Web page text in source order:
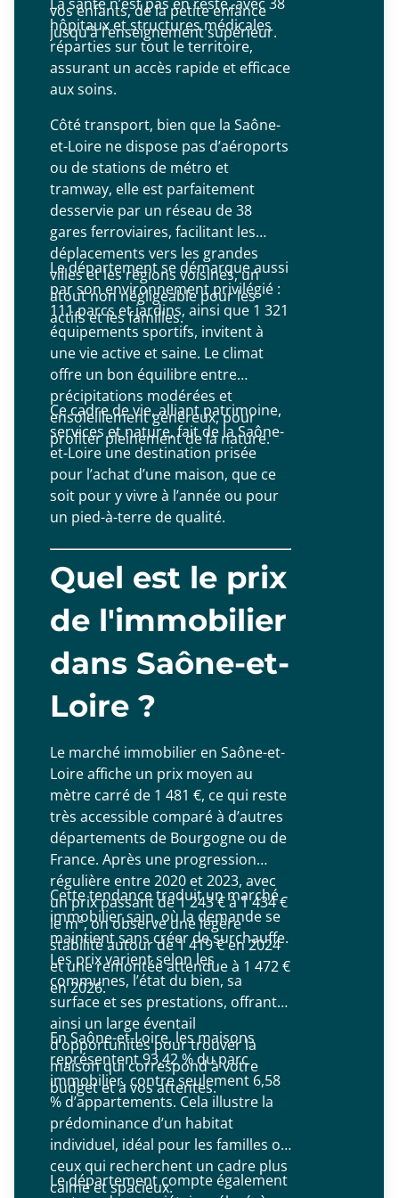
vos enfants, de la petite enfance
jusqu’à l’enseignement supérieur.
hôpitaux et structures médicales
réparties sur tout le territoire,
assurant un accès rapide et efficace
aux soins.
Côté transport, bien que la Saône-
et-Loire ne dispose pas d’aéroports
ou de stations de métro et
tramway, elle est parfaitement
desservie par un réseau de 38
gares ferroviaires, facilitant les
déplacements vers les grandes
villes et les régions voisines, un
atout non négligeable pour les
actifs et les familles.
Le département se démarque aussi
par son environnement privilégié :
111 parcs et jardins, ainsi que 1 321
équipements sportifs, invitent à
une vie active et saine. Le climat
offre un bon équilibre entre
précipitations modérées et
ensoleillement généreux, pour
profiter pleinement de la nature.
Ce cadre de vie, alliant patrimoine,
services et nature, fait de la Saône-
et-Loire une destination prisée
pour l’achat d’une maison, que ce
soit pour y vivre à l’année ou pour
un pied-à-terre de qualité.
Quel est le prix
de l'immobilier
dans Saône-et-
Loire ?
Le marché immobilier en Saône-et-
Loire affiche un prix moyen au
mètre carré de 1 481 €, ce qui reste
très accessible comparé à d’autres
départements de Bourgogne ou de
France. Après une progression
régulière entre 2020 et 2023, avec
un prix passant de 1 243 € à 1 434 €
le m², on observe une légère
stabilité autour de 1 419 € en 2024
et une remontée attendue à 1 472 €
en 2026.
Cette tendance traduit un marché
immobilier sain, où la demande se
maintient sans créer de surchauffe.
Les prix varient selon les
communes, l’état du bien, sa
surface et ses prestations, offrant
ainsi un large éventail
d’opportunités pour trouver la
maison qui correspond à votre
budget et à vos attentes.
En Saône-et-Loire, les maisons
représentent 93,42 % du parc
immobilier, contre seulement 6,58
% d’appartements. Cela illustre la
prédominance d’un habitat
individuel, idéal pour les familles ou
ceux qui recherchent un cadre plus
calme et spacieux.
Le département compte également